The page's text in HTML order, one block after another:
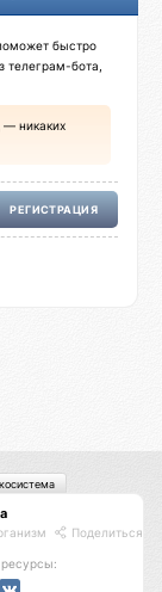
быстро
телеграм-бота,
— никаких
РЕГИСТРАЦИЯ
Поделиться